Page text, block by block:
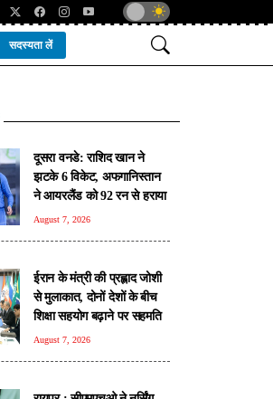
सदस्यता लें
दूसरा वनडे: राशिद खान ने
झटके 6 विकेट, अफगानिस्तान
ने आयरलैंड को 92 रन से हराया
August 7, 2026
ईरान के मंत्री की प्रह्लाद जोशी
से मुलाकात, दोनों देशों के बीच
शिक्षा सहयोग बढ़ाने पर सहमति
August 7, 2026